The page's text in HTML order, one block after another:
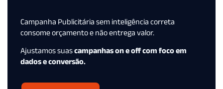
Campanha Publicitária sem inteligência correta
consome orçamento e não entrega valor.
Ajustamos suascampanhas on e off com foco em
dados e conversão.